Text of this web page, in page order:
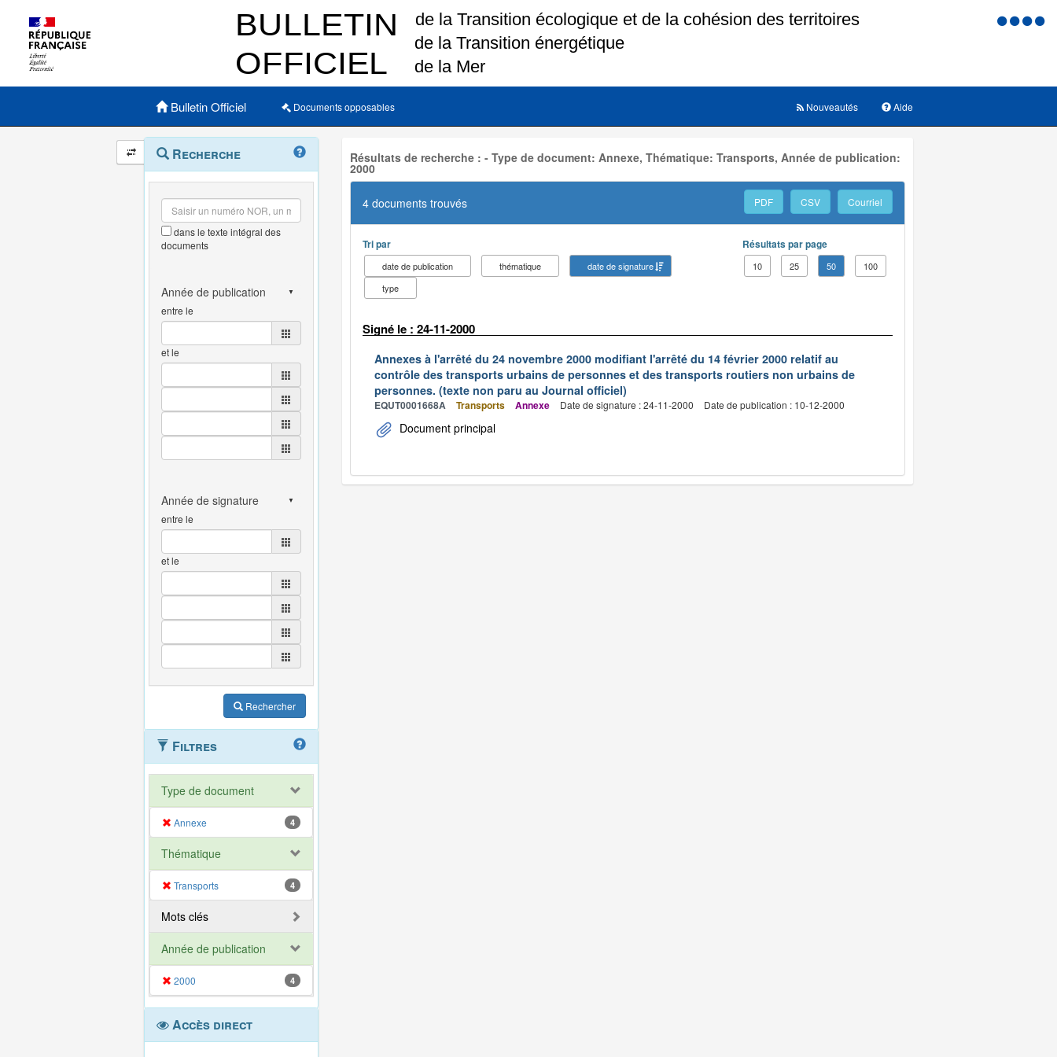
Menu
Menu principal
Bulletin Officiel Documents opposables Aide
Nouveautés
Navigation
et
outils
annexes
Menu
contextuel
Recherche
dans le texte intégral des
documents
entre le
et le
entre le
et le
Rechercher
Filtres
Type de document
Annexe 4
Thématique
Transports 4
Mots clés
Année de publication
2000 4
Accès direct
Résultats de recherche : - Type de document: Annexe, Thématique: Transports, Année de publication:
2000
4 documents trouvés PDF CSV Courriel
Tri par
date de publication thématique
date de signature
type
Résultats par page
10 25 50 100
Signé le : 24-11-2000
Annexes à l'arrêté du 24 novembre 2000 modifiant l'arrêté du 14 février 2000 relatif au
contrôle des transports urbains de personnes et des transports routiers non urbains de
personnes. (texte non paru au Journal officiel)
EQUT0001668A Transports Annexe Date de signature : 24-11-2000 Date de publication : 10-12-2000
Document principal